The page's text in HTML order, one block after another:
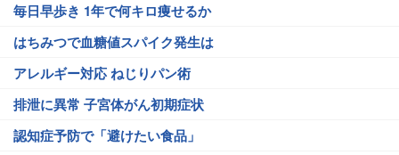
毎日早歩き 1年で何キロ痩せるか
はちみつで血糖値スパイク発生は
アレルギー対応 ねじりパン術
排泄に異常 子宮体がん初期症状
認知症予防で「避けたい食品」